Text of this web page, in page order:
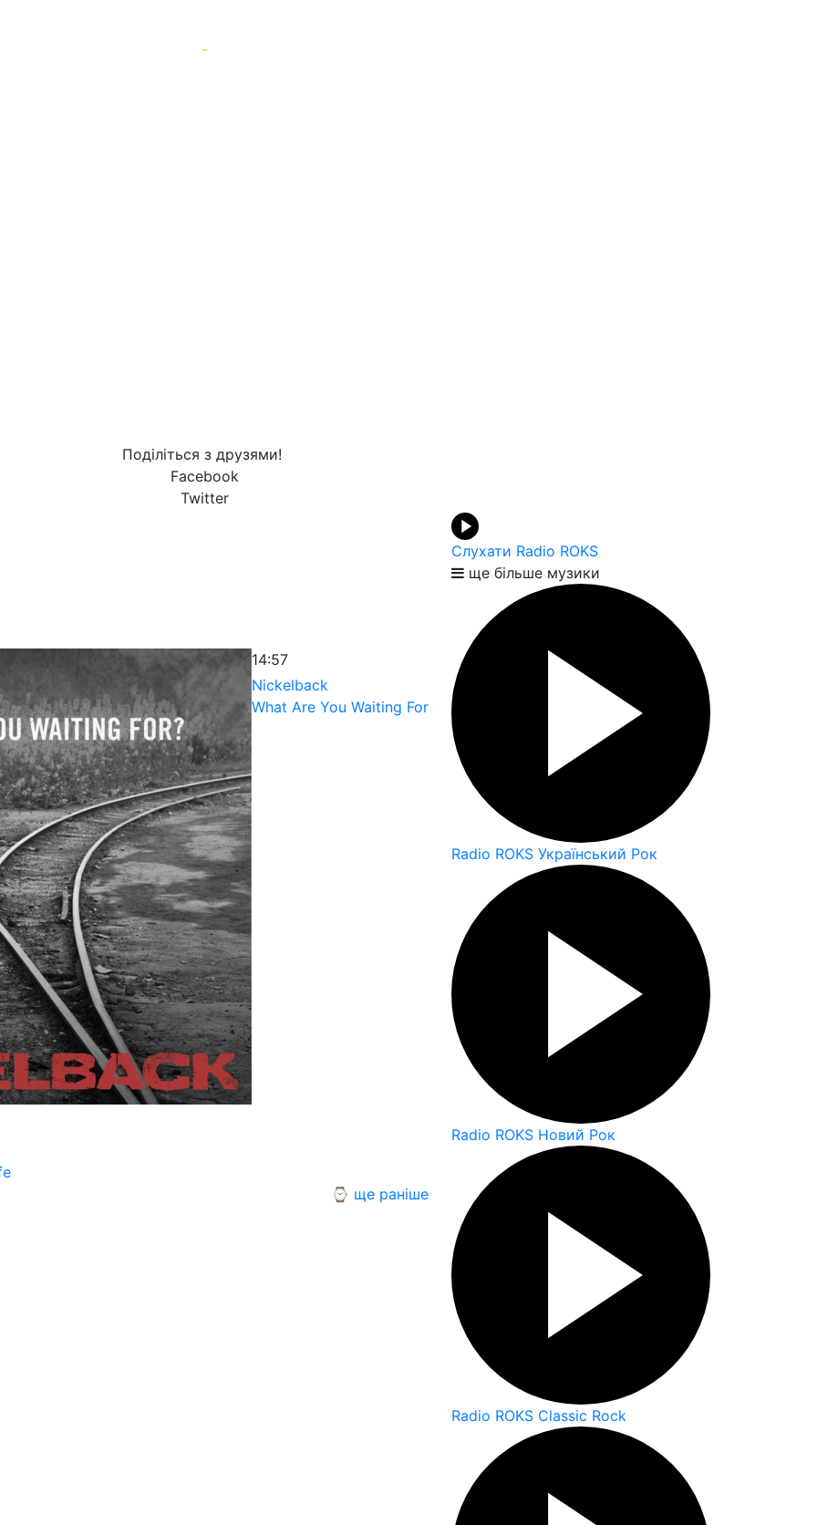
-
Поділіться з друзями!
Facebook
Twitter
14:57
Nickelback
What Are You Waiting For
⌚ ще раніше
Слухати Radio ROKS
ще більше музики
Radio ROKS Український Рок
Radio ROKS Новий Рок
Radio ROKS Classic Rock